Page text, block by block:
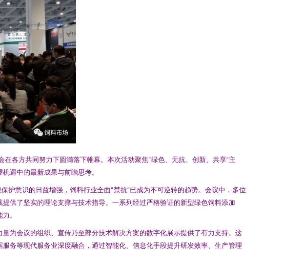
各方共同努力下圆满落下帷幕。本次活动聚焦“绿色、无抗、创新、共享”主
遇中的最新成果与前瞻思考。
护意识的日益增强，饲料行业全面“禁抗”已成为不可逆转的趋势。会议中，多位
供了坚实的理论支撑与技术指导。一系列经过严格验证的新型绿色饲料添加
。
为会议的组织、宣传乃至部分技术解决方案的数字化展示提供了有力支持。这
务等现代服务业深度融合，通过智能化、信息化手段提升研发效率、生产管理